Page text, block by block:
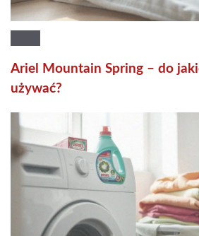
Ariel Mountain Spring – do
używać?